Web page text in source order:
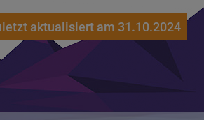
aktualisiert am 31.10.2024